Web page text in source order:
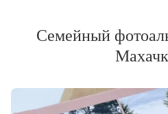
Семейный